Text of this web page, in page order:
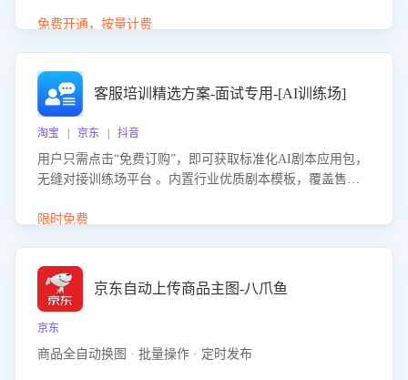
商家降低退款率，提升售后效率。
免费开通，按量计费
客服培训精选方案-面试专用-[AI训练场]
淘宝 | 京东 | 抖音
用户只需点击“免费订购”，即可获取标准化AI剧本应用包，
无缝对接训练场平台 。内置行业优质剧本模板，覆盖售前
初始化时间，助力企业快速启动智能客服训练
限时免费
京东自动上传商品主图-八爪鱼
京东
商品全自动换图 · 批量操作 · 定时发布